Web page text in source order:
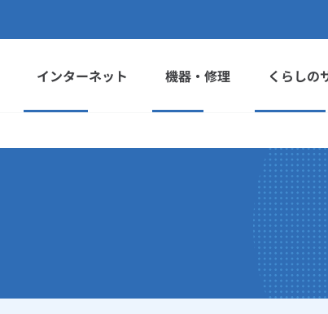
インターネット 機器・修理 くらしの